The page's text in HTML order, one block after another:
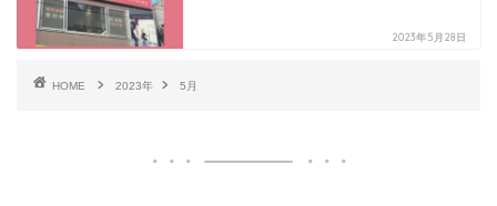
2023年5月28日
HOME 2023年 5月